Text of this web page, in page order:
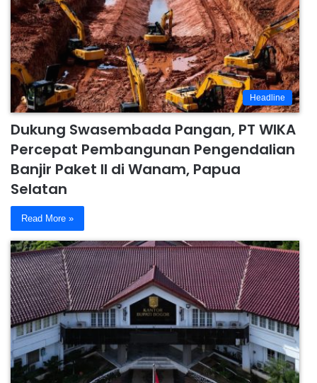
Headline
Dukung Swasembada Pangan, PT WIKA
Percepat Pembangunan Pengendalian
Banjir Paket II di Wanam, Papua
Selatan
Read More »